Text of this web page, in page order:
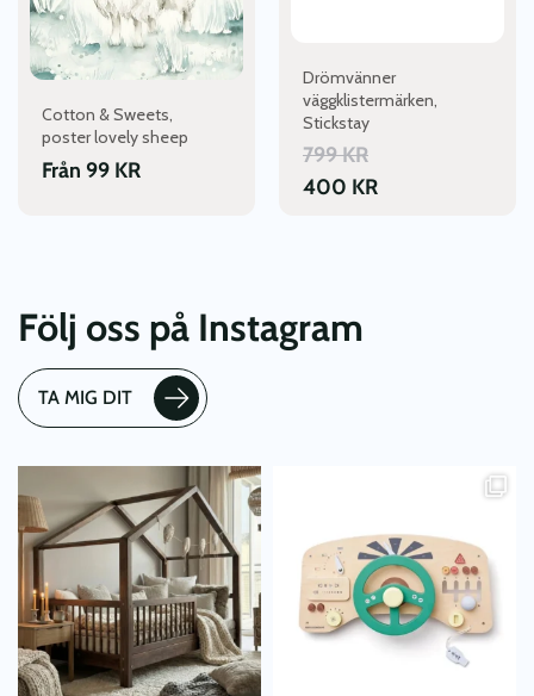
Cotton & Sweets,
poster lovely sheep
Från 99 KR
olika
alternativen
kan
produktsidan
Drömvänner
väggklistermärken,
Stickstay
799KR
400 KR
Följ oss på Instagram
TA MIG DIT